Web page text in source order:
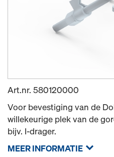
Art.nr. 580120000
Voor bevestiging van de
willekeurige plek van de
bijv. I-drager.
MEER INFORMATIE